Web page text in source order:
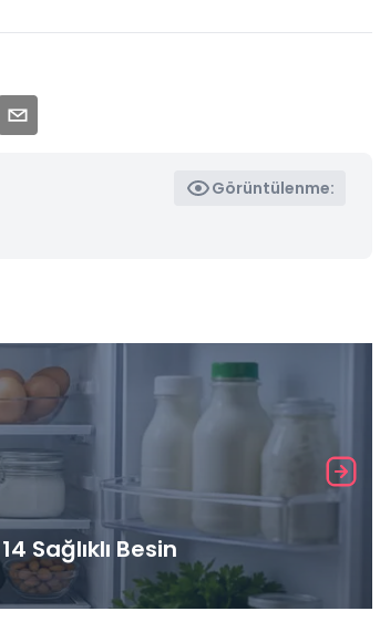
Görüntülenme:
Sağlıklı Besin